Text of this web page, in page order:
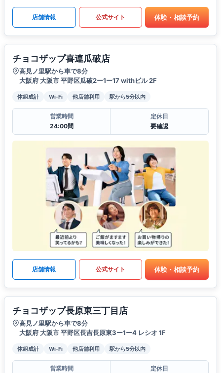
店舗情報 公式サイト 体験・相談予約
チョコザップ喜連瓜破店
高見ノ里駅から車で8分
大阪府 大阪市 平野区瓜破2ー1ー17 withビル 2F
体組成計 Wi-Fi 他店舗利用 駅から5分以内
営業時間
24:00間
定休日
要確認
店舗情報 公式サイト 体験・相談予約
チョコザップ長原東三丁目店
高見ノ里駅から車で8分
大阪府 大阪市 平野区長吉長原東3ー1ー4 レシオ 1F
体組成計 Wi-Fi 他店舗利用 駅から5分以内
営業時間
定休日